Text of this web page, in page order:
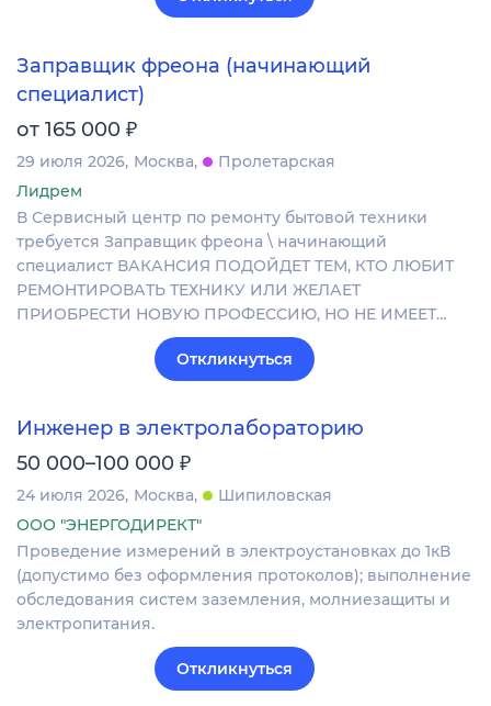
Заправщик фреона (начинающий
специалист)
от 165 000 ₽
29 июля 2026 Москва
Пролетарская
Лидрем
В Сервисный центр по ремонту бытовой техники
требуется Заправщик фреона \ начинающий
специалист ВАКАНСИЯ ПОДОЙДЕТ ТЕМ, КТО ЛЮБИТ
РЕМОНТИРОВАТЬ ТЕХНИКУ ИЛИ ЖЕЛАЕТ
ПРИОБРЕСТИ НОВУЮ ПРОФЕССИЮ, НО НЕ ИМЕЕТ…
Откликнуться
Инженер в электролабораторию
50 000–100 000 ₽
24 июля 2026 Москва
Шипиловская
ООО "ЭНЕРГОДИРЕКТ"
Проведение измерений в электроустановках до 1кВ
(допустимо без оформления протоколов); выполнение
обследования систем заземления, молниезащиты и
электропитания.
Откликнуться